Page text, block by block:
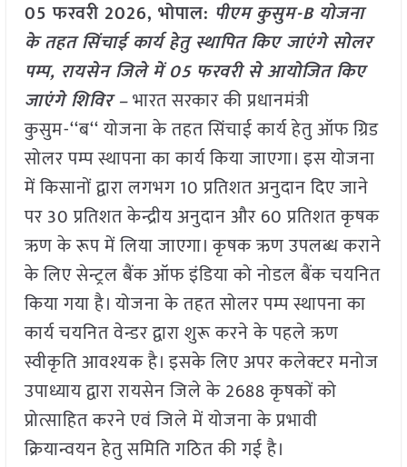
05 फरवरी 2026, भोपाल: पीएम कुसुम-B योजना
के तहत सिंचाई कार्य हेतु स्थापित किए जाएंगे सोलर
पम्प, रायसेन जिले में 05 फरवरी से आयोजित किए
जाएंगे शिविर –भारत सरकार की प्रधानमंत्री
कुसुम-‘‘ब‘‘ योजना के तहत सिंचाई कार्य हेतु ऑफ ग्रिड
सोलर पम्प स्थापना का कार्य किया जाएगा। इस योजना
में किसानों द्वारा लगभग 10 प्रतिशत अनुदान दिए जाने
पर 30 प्रतिशत केन्द्रीय अनुदान और 60 प्रतिशत कृषक
ऋण के रूप में लिया जाएगा। कृषक ऋण उपलब्ध कराने
के लिए सेन्ट्रल बैंक ऑफ इंडिया को नोडल बैंक चयनित
किया गया है। योजना के तहत सोलर पम्प स्थापना का
कार्य चयनित वेन्डर द्वारा शुरू करने के पहले ऋण
स्वीकृति आवश्यक है। इसके लिए अपर कलेक्टर मनोज
उपाध्याय द्वारा रायसेन जिले के 2688 कृषकों को
प्रोत्साहित करने एवं जिले में योजना के प्रभावी
क्रियान्वयन हेतु समिति गठित की गई है।